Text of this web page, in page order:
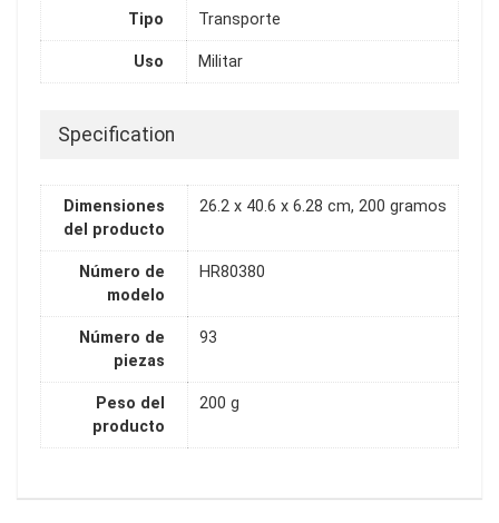
Tipo Transporte
Uso Militar
Specification
Dimensiones
del producto
26.2 x 40.6 x 6.28 cm, 200 gramos
Número de
modelo
HR80380
Número de
piezas
93
Peso del
producto
200 g